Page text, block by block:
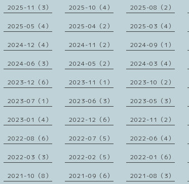
2025-11（3） 2025-10（4） 2025-08（2）
2025-05（4） 2025-04（2） 2025-03（4）
2024-12（4） 2024-11（2） 2024-09（1）
2024-06（3） 2024-05（2） 2024-03（4）
2023-12（6） 2023-11（1） 2023-10（2）
2023-07（1） 2023-06（3） 2023-05（3）
2023-01（4） 2022-12（6） 2022-11（2）
2022-08（6） 2022-07（5） 2022-06（4）
2022-03（3） 2022-02（5） 2022-01（6）
2021-10（8） 2021-09（6） 2021-08（3）